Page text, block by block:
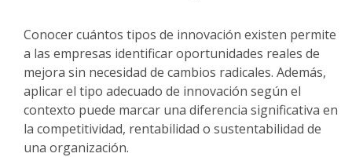
Conocer cuántos tipos de innovación existen permite
a las empresas identificar oportunidades reales de
mejora sin necesidad de cambios radicales. Además,
aplicar el tipo adecuado de innovación según el
contexto puede marcar una diferencia significativa en
la competitividad, rentabilidad o sustentabilidad de
una organización.